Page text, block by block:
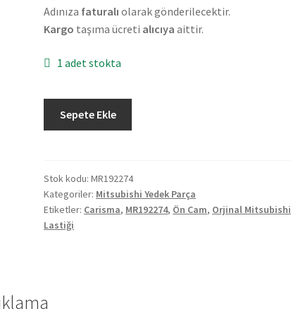
Adınıza faturalı olarak gönderilecektir.
Kargo taşıma ücreti alıcıya aittir.
1 adet stokta
Mitsubishi
Cam
Silecek
Lastiği
MR192274
Sepete Ekle
Stok kodu:MR192274
Kategoriler: Mitsubishi Yedek Parça
Etiketler: Carisma, MR192274, Ön Cam, Orjinal Mitsubishi
Lastiği